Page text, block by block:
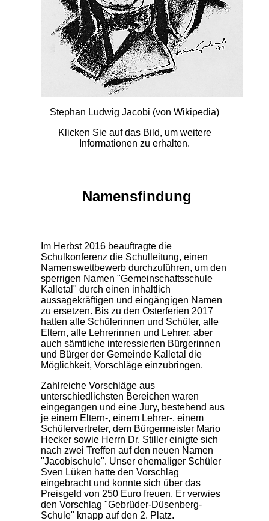
Stephan Ludwig Jacobi (von Wikipedia)
Klicken Sie auf das Bild, um weitere
Informationen zu erhalten.
Namensfindung
Im Herbst 2016 beauftragte die
Schulkonferenz die Schulleitung, einen
Namenswettbewerb durchzuführen, um den
sperrigen Namen "Gemeinschaftsschule
Kalletal" durch einen inhaltlich
aussagekräftigen und eingängigen Namen
zu ersetzen. Bis zu den Osterferien 2017
hatten alle Schülerinnen und Schüler, alle
Eltern, alle Lehrerinnen und Lehrer, aber
auch sämtliche interessierten Bürgerinnen
und Bürger der Gemeinde Kalletal die
Möglichkeit, Vorschläge einzubringen.
Zahlreiche Vorschläge aus
unterschiedlichsten Bereichen waren
eingegangen und eine Jury, bestehend aus
je einem Eltern-, einem Lehrer-, einem
Schülervertreter, dem Bürgermeister Mario
Hecker sowie Herrn Dr. Stiller einigte sich
nach zwei Treffen auf den neuen Namen
"Jacobischule". Unser ehemaliger Schüler
Sven Lüken hatte den Vorschlag
eingebracht und konnte sich über das
Preisgeld von 250 Euro freuen. Er verwies
den Vorschlag "Gebrüder-Düsenberg-
Schule" knapp auf den 2. Platz.